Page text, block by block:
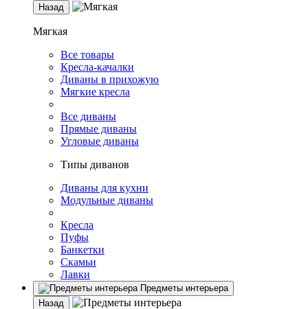
Назад
Мягкая
Все товары
Кресла-качалки
Диваны в прихожую
Мягкие кресла
Все диваны
Прямые диваны
Угловые диваны
Типы диванов
Диваны для кухни
Модульные диваны
Кресла
Пуфы
Банкетки
Скамьи
Лавки
Предметы интерьера
Назад